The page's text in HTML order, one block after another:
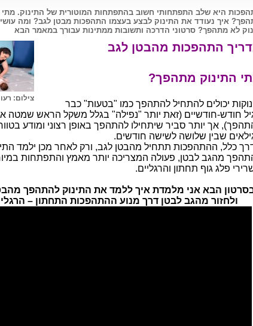
היא שלב התפתחותי חשוב בהתפתחות המוטורית של התינוק. מתי
איך נעודד את התינוק לבצע בעצמו התהפכות מבטן לגב? ומה
לא מתהפך? סרטוני הדרכה ותשובות ממתינות עבורך במאמר הבא
צילום:
התהפכות מהבטן לגב
התינוק מתהפך?
יכולים להתחיל להתהפך כמו "בטעות" כבר
חודש-חודשיים (זאת יותר "נפילה" בגלל משקל הראש שמטה
אך יותר סביר שיתחילו להתהפך באופן רצוני ומודע
שבין שלושה לשישה חודשים.
כלל, ההתהפכות תתחיל מהבטן לגב, ורק לאחר מכן ילמד
מהגב לבטן, פעולה המצריכה יותר מאמץ והתפתחות
פלג גוף תחתון והרגליים.
הבא אני מלמדת איך ללמד את התינוק להתהפך
ולחזור מהגב לבטן דרך מנוע ההתהפכות התחתון –